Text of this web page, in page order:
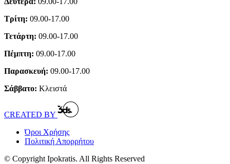
Τρίτη: 09.00-17.00
Τετάρτη: 09.00-17.00
Πέμπτη: 09.00-17.00
Παρασκευή: 09.00-17.00
Σάββατο: Κλειστά
CREATED BY
Όροι Χρήσης
Πολιτική Απορρήτου
© Copyright Ipokratis. All Rights Reserved